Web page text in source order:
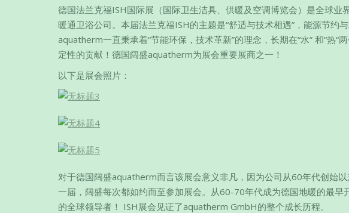
德国法兰克福ISH国际展（国际卫生洁具、供暖及空调博览会）是全球
暖通卫浴公司。本届法兰克福ISH的主题是“舒适与技术相遇”，能源节约
aquatherm一直秉承着“节能环保，技术革新”的理念，长期在“水” 和“热
定性的贡献！德国阔盛aquatherm为展会重要展商之一！
以下是展会照片：
对于德国阔盛aquatherm而言该展会意义非凡，因为公司从60年代创始
一届，阔盛每次都如约而至参加展会。从60-70年代成为德国地暖的最
的全球领导者！ ISH展会见证了aquatherm GmbH的整个成长历程。